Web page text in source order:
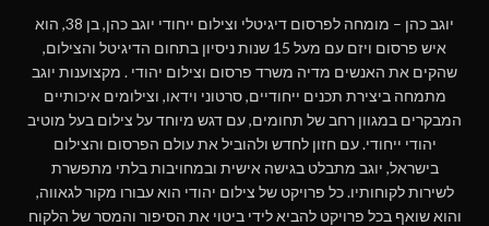
יוגב כהן – מומחה לפרסום דיגיטלי וצילום ייחודי יוגב כהן, בן 38, הוא
איש פרסום ויזם עם מעל 15 שנות ניסיון בתחום הדיגיטל והצילום,
שהקים את האנשים מדיה משרד פרסום וצילום יהודי . מקצוענות יוגב
מתמחה ביצירת תכנים ייחודיים, סרטוני וידאו, וצילומים איכותיים
המבקרים במגוון רחב של תחומים, עם דגש מיוחד על צילום בעל מוטיב
יהודי ייחודי. עם חזון לחדש ולהוביל את עולם הפרסום והצילום
בישראל, יוגב מתבלט בגישה אישית ובמחויבות בלתי מתפשרת
לשירות לקוחותיו. כל פרויקט של צילום יהודי הוא עבורו מקור לגאווה,
והוא שואף בכל פרויקט להביא לידי ביטוי את הסיפור והמסר של הלקוח